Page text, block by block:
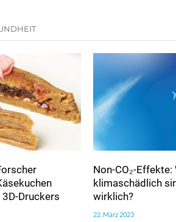
Druckers
Non-CO₂-Effekte:
klimaschädlich
wirklich?
22. März 2023